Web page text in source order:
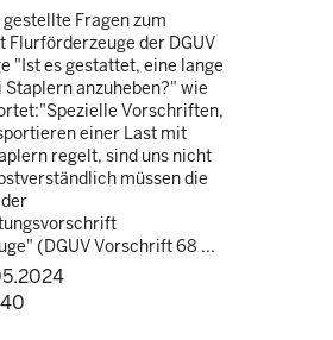
gestellte Fragen zum
Flurförderzeuge der DGUV
"Ist es gestattet, eine lange
Staplern anzuheben?" wie
Vorschriften,
einer Last mit
regelt, sind uns nicht
müssen die
(DGUV Vorschrift 68 ...